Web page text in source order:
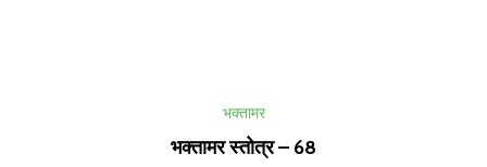
भक्तामर
भक्तामर स्तोत्र – 68